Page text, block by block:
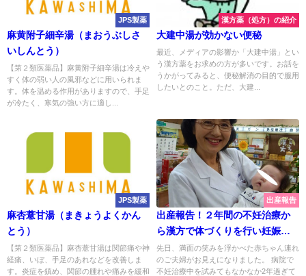
JPS製薬
麻黄附子細辛湯（まおうぶしさ
いしんとう）
【第２類医薬品】麻黄附子細辛湯は冷えや
すく体の弱い人の風邪などに用いられま
す。体を温める作用がありますので、手足
が冷たく、寒気の強い方に適し...
漢方薬（処方）の紹介
大建中湯が効かない便秘
最近、メディアの影響か「大建中湯」とい
う漢方薬をお求めの方が多いです。お話を
うかがってみると、便秘解消の目的で服用
したいとのこと。ただ、大建...
JPS製薬
麻杏薏甘湯（まきょうよくかん
とう）
【第２類医薬品】麻杏薏甘湯は関節痛や神
経痛、いぼ、手足のあれなどを改善しま
す。炎症を鎮め、関節の腫れや痛みを緩和
出産報告
出産報告！２年間の不妊治療か
ら漢方で体づくりを行い妊娠し
ました
先日、満面の笑みを浮かべた赤ちゃん連れ
のご夫婦がお見えになりました。 病院で
不妊治療中を試みてもなかなか2年過ぎて